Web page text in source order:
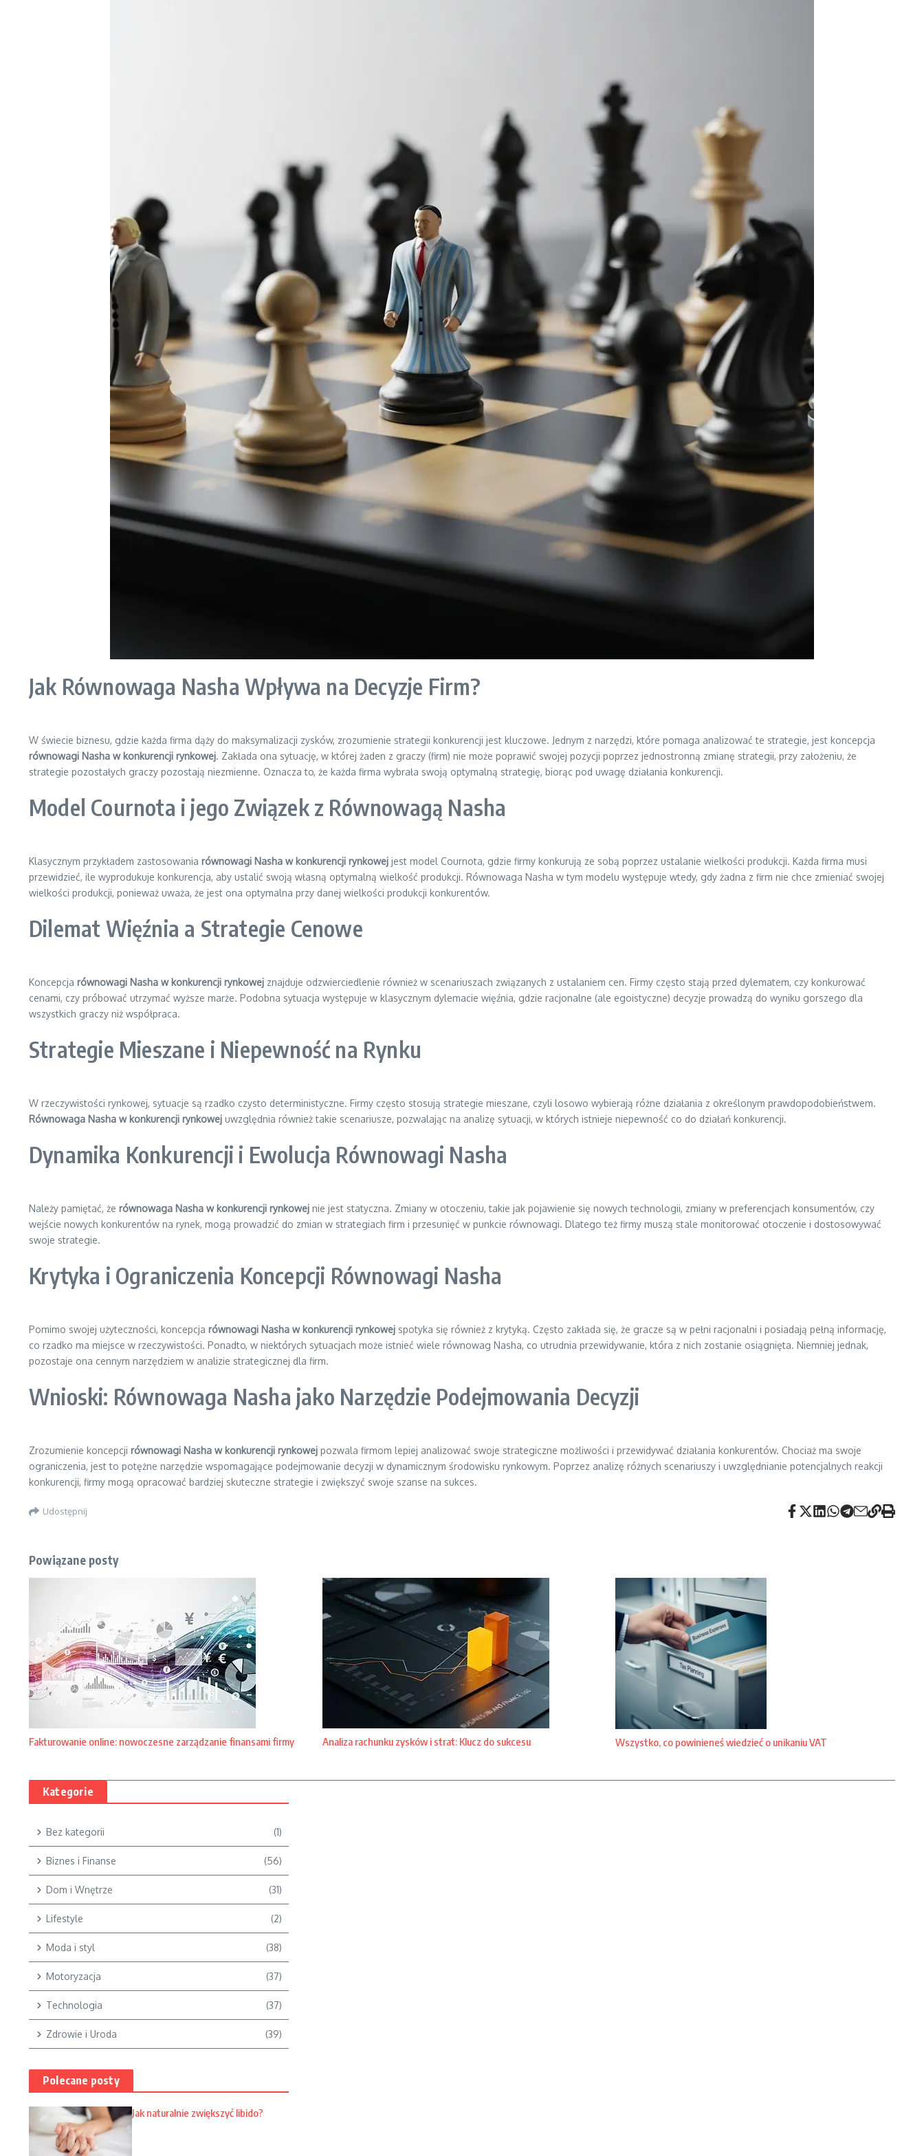
Jak Równowaga Nasha Wpływa na Decyzje Firm?
W świecie biznesu, gdzie każda firma dąży do maksymalizacji zysków, zrozumienie strategii konkurencji jest kluczowe. Jednym z narzędzi, które pomaga analizować te strategie, jest koncepcja
równowagi Nasha w konkurencji rynkowej. Zakłada ona sytuację, w której żaden z graczy (firm) nie może poprawić swojej pozycji poprzez jednostronną zmianę strategii, przy założeniu, że
strategie pozostałych graczy pozostają niezmienne. Oznacza to, że każda firma wybrała swoją optymalną strategię, biorąc pod uwagę działania konkurencji.
Model Cournota i jego Związek z Równowagą Nasha
Klasycznym przykładem zastosowania równowagi Nasha w konkurencji rynkowej jest model Cournota, gdzie firmy konkurują ze sobą poprzez ustalanie wielkości produkcji. Każda firma musi
przewidzieć, ile wyprodukuje konkurencja, aby ustalić swoją własną optymalną wielkość produkcji. Równowaga Nasha w tym modelu występuje wtedy, gdy żadna z firm nie chce zmieniać swojej
wielkości produkcji, ponieważ uważa, że jest ona optymalna przy danej wielkości produkcji konkurentów.
Dilemat Więźnia a Strategie Cenowe
Koncepcja równowagi Nasha w konkurencji rynkowej znajduje odzwierciedlenie również w scenariuszach związanych z ustalaniem cen. Firmy często stają przed dylematem, czy konkurować
cenami, czy próbować utrzymać wyższe marże. Podobna sytuacja występuje w klasycznym dylemacie więźnia, gdzie racjonalne (ale egoistyczne) decyzje prowadzą do wyniku gorszego dla
wszystkich graczy niż współpraca.
Strategie Mieszane i Niepewność na Rynku
W rzeczywistości rynkowej, sytuacje są rzadko czysto deterministyczne. Firmy często stosują strategie mieszane, czyli losowo wybierają różne działania z określonym prawdopodobieństwem.
Równowaga Nasha w konkurencji rynkowej uwzględnia również takie scenariusze, pozwalając na analizę sytuacji, w których istnieje niepewność co do działań konkurencji.
Dynamika Konkurencji i Ewolucja Równowagi Nasha
Należy pamiętać, że równowaga Nasha w konkurencji rynkowej nie jest statyczna. Zmiany w otoczeniu, takie jak pojawienie się nowych technologii, zmiany w preferencjach konsumentów, czy
wejście nowych konkurentów na rynek, mogą prowadzić do zmian w strategiach firm i przesunięć w punkcie równowagi. Dlatego też firmy muszą stale monitorować otoczenie i dostosowywać
swoje strategie.
Krytyka i Ograniczenia Koncepcji Równowagi Nasha
Pomimo swojej użyteczności, koncepcja równowagi Nasha w konkurencji rynkowej spotyka się również z krytyką. Często zakłada się, że gracze są w pełni racjonalni i posiadają pełną informację,
co rzadko ma miejsce w rzeczywistości. Ponadto, w niektórych sytuacjach może istnieć wiele równowag Nasha, co utrudnia przewidywanie, która z nich zostanie osiągnięta. Niemniej jednak,
pozostaje ona cennym narzędziem w analizie strategicznej dla firm.
Wnioski: Równowaga Nasha jako Narzędzie Podejmowania Decyzji
Zrozumienie koncepcji równowagi Nasha w konkurencji rynkowej pozwala firmom lepiej analizować swoje strategiczne możliwości i przewidywać działania konkurentów. Chociaż ma swoje
ograniczenia, jest to potężne narzędzie wspomagające podejmowanie decyzji w dynamicznym środowisku rynkowym. Poprzez analizę różnych scenariuszy i uwzględnianie potencjalnych reakcji
konkurencji, firmy mogą opracować bardziej skuteczne strategie i zwiększyć swoje szanse na sukces.
Udostępnij
Powiązane posty
Fakturowanie online: nowoczesne zarządzanie finansami firmy Analiza rachunku zysków i strat: Klucz do sukcesu Wszystko, co powinieneś wiedzieć o unikaniu VAT
Kategorie
Bez kategorii (1)
Biznes i Finanse (56)
Dom i Wnętrze (31)
Lifestyle (2)
Moda i styl (38)
Motoryzacja (37)
Technologia (37)
Zdrowie i Uroda (39)
Polecane posty
Jak naturalnie zwiększyć libido?